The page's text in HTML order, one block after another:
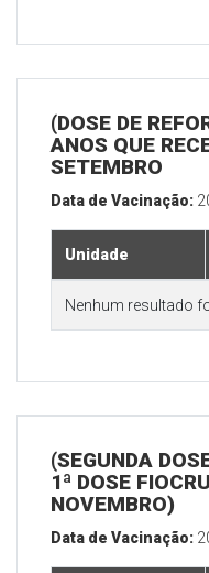
(DOSE DE
ANOS QUE
SETEMBRO
Data de Vacinação:
Unidade
Nenhum resultado
(SEGUNDA
1ª DOSE
NOVEMBRO)
Data de Vacinação: